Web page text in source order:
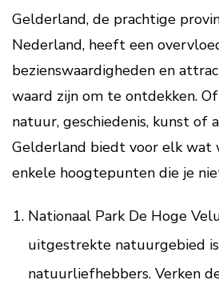
Gelderland, de prachtige
Nederland, heeft een
bezienswaardigheden en
waard zijn om te ontdekken.
natuur, geschiedenis, kunst of
Gelderland biedt voor elk wat
enkele hoogtepunten die je
Nationaal Park De Hoge
uitgestrekte natuurgebied
natuurliefhebbers. Verken